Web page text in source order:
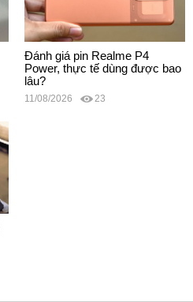
Đánh giá pin Realme P4
Power, thực tế dùng được bao
lâu?
11/08/2026 23